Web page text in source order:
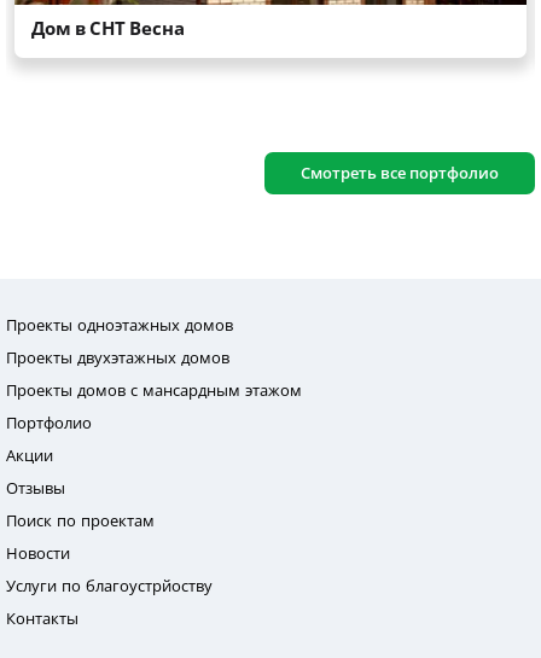
Смотреть все портфолио
Проекты одноэтажных домов
Проекты двухэтажных домов
Проекты домов с мансардным этажом
Портфолио
Акции
Отзывы
Поиск по проектам
Новости
Услуги по благоустрйоству
Контакты